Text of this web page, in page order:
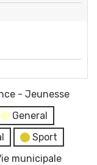
- Jeunesse
General
Sport
municipale